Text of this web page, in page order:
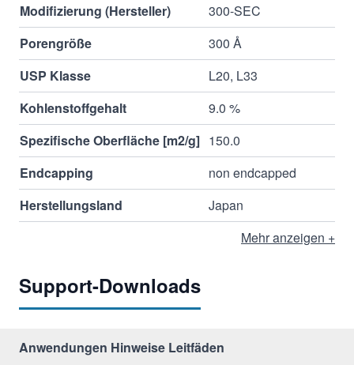
Modifizierung (Hersteller)
300-SEC
Porengröße
300 Å
USP Klasse
L20, L33
Kohlenstoffgehalt
9.0 %
Spezifische Oberfläche [m2/g] 150.0
Endcapping
non endcapped
Herstellungsland
Japan
Mehr anzeigen +
Support-Downloads
Anwendungen Hinweise Leitfäden